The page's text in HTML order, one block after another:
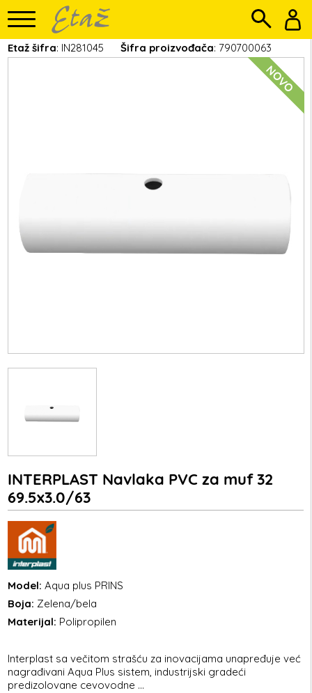
Etaž šifra: IN281045 Šifra proizvođača: 790700063
NOVO
INTERPLAST Navlaka PVC za muf 32
69.5x3.0/63
Model: Aqua plus PRINS
Boja: Zelena/bela
Materijal: Polipropilen
Interplast sa večitom strašću za inovacijama unapređuje već
nagrađivani Aqua Plus sistem, industrijski gradeći
predizolovane cevovodne ...